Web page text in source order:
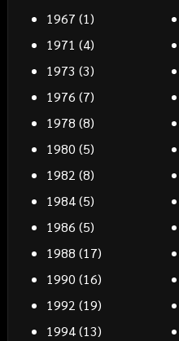
1967 (1)
1971 (4)
1973 (3)
1976 (7)
1978 (8)
1980 (5)
1982 (8)
1984(5)
1986 (5)
1988 (17)
1990 (16)
1992 (19)
1994(13)